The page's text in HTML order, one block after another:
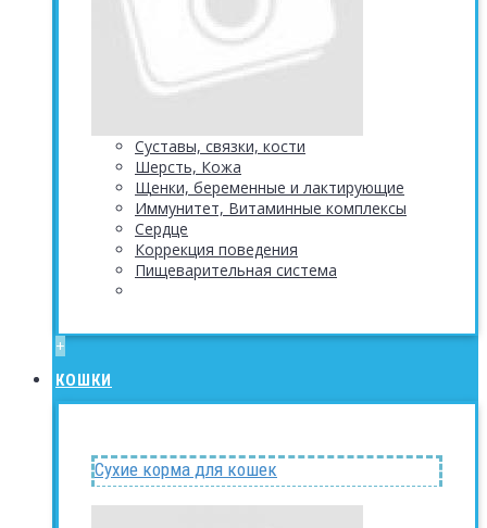
Суставы, связки, кости
Шерсть, Кожа
Щенки, беременные и лактирующие
Иммунитет, Витаминные комплексы
Сердце
Коррекция поведения
Пищеварительная система
+
КОШКИ
Сухие корма для кошек